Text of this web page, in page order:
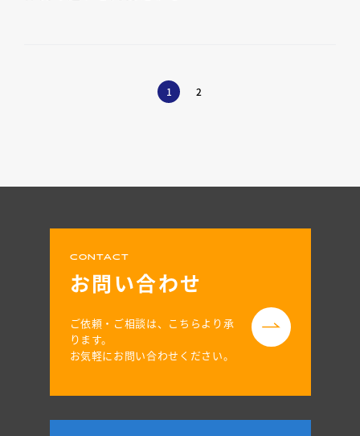
1 2
CONTACT
お問い合わせ
ご依頼・ご相談は、こちらより承
ります。
お気軽にお問い合わせください。